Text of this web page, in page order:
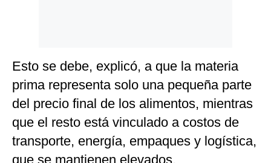
Esto se debe, explicó, a que la materia
prima representa solo una pequeña parte
del precio final de los alimentos, mientras
que el resto está vinculado a costos de
transporte, energía, empaques y logística,
que se mantienen elevados.